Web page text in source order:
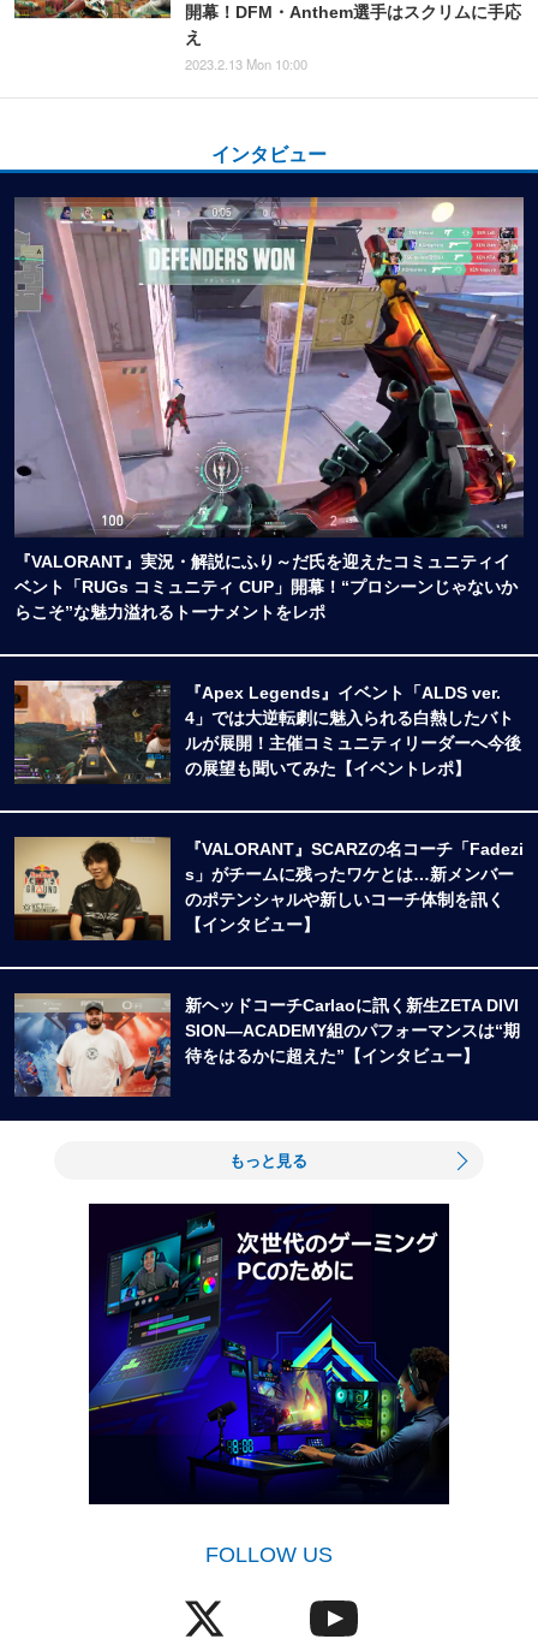
開幕！DFM・Anthem選手はスクリムに手応
え
2023.2.13 Mon 10:00
インタビュー
『VALORANT』実況・解説にふり～だ氏を迎えたコミュニティイ
ベント「RUGs コミュニティ CUP」開幕！“プロシーンじゃないか
らこそ”な魅力溢れるトーナメントをレポ
『Apex Legends』イベント「ALDS ver.
4」では大逆転劇に魅入られる白熱したバト
ルが展開！主催コミュニティリーダーへ今後
の展望も聞いてみた【イベントレポ】
『VALORANT』SCARZの名コーチ「Fadezi
s」がチームに残ったワケとは…新メンバー
のポテンシャルや新しいコーチ体制を訊く
【インタビュー】
新ヘッドコーチCarlaoに訊く新生ZETA DIVI
SION―ACADEMY組のパフォーマンスは“期
待をはるかに超えた”【インタビュー】
もっと見る
FOLLOW US